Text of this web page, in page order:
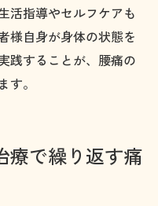
活指導やセルフケアも
様自身が身体の状態を
践することが、腰痛の
。
療で繰り返す痛